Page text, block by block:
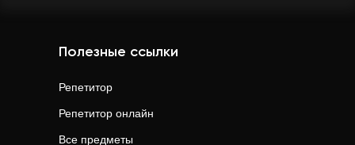
Полезные ссылки
Репетитор
Репетитор онлайн
Все предметы